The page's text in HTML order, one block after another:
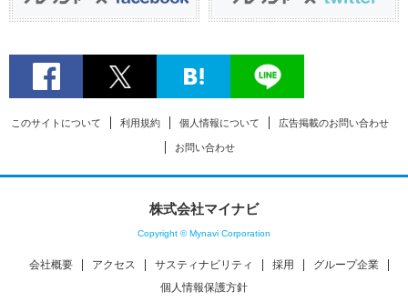
このサイトについて 利用規約 個人情報について 広告掲載のお問い合わせ
お問い合わせ
株式会社マイナビ
Copyright © Mynavi Corporation
会社概要 アクセス サスティナビリティ 採用
グループ企業
個人情報保護方針